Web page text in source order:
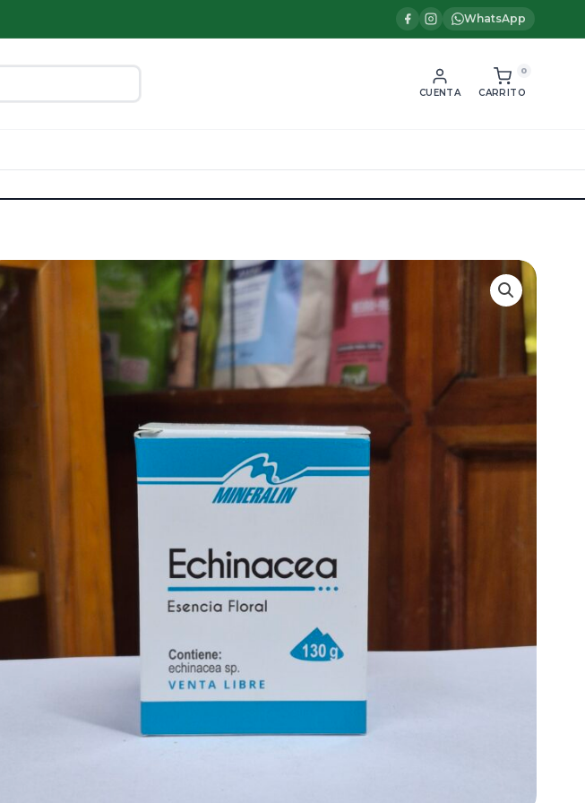
WhatsApp
CUENTA
0
CARRITO